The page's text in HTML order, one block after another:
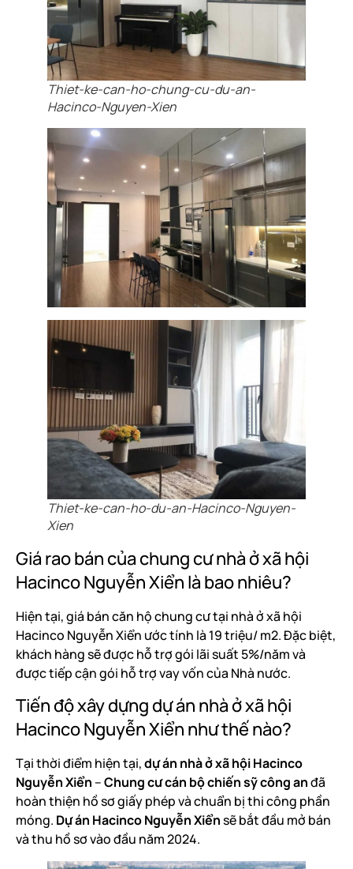
Thiet-ke-can-ho-chung-cu-du-an-
Hacinco-Nguyen-Xien
Thiet-ke-can-ho-du-an-Hacinco-Nguyen-
Xien
Giá rao bán của chung cư nhà ở xã hội
Hacinco Nguyễn Xiển là bao nhiêu?
Hiện tại, giá bán căn hộ chung cư tại nhà ở xã hội
Hacinco Nguyễn Xiển ước tính là 19 triệu/ m2. Đặc biệt,
khách hàng sẽ được hỗ trợ gói lãi suất 5%/năm và
được tiếp cận gói hỗ trợ vay vốn của Nhà nước.
Tiến độ xây dựng dự án nhà ở xã hội
Hacinco Nguyễn Xiển như thế nào?
Tại thời điểm hiện tại,dự án nhà ở xã hội Hacinco
Nguyễn Xiển –Chung cư cán bộ chiến sỹ công anđã
hoàn thiện hồ sơ giấy phép và chuẩn bị thi công phần
móng. Dự án Hacinco Nguyễn Xiểnsẽ bắt đầu mở bán
và thu hồ sơ vào đầu năm 2024.